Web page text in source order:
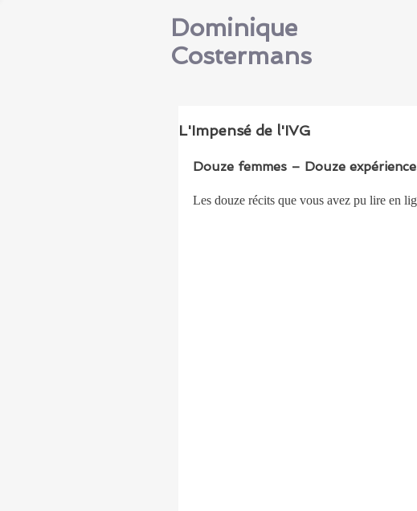
Dominique
Costermans
L'Impensé de l'IVG
Douze femmes – Douze
Les douze récits que vous avez pu lire en